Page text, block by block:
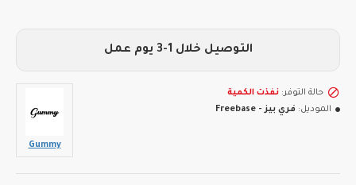
حالة التوفر: نفذت الكمية
الموديل: فري بيز - Freebase
Gummy
التوصيل خلال 1-3 يوم عمل